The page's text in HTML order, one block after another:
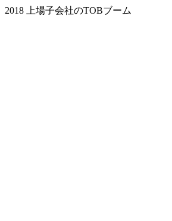
2018 上場子会社のTOBブーム